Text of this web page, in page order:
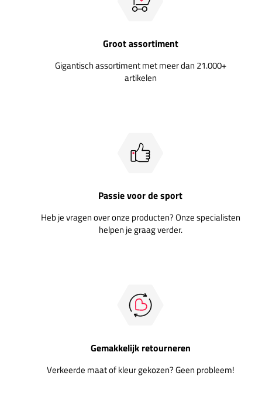
Groot assortiment
Gigantisch assortiment met meer dan 21.000+
artikelen
Passie voor de sport
Heb je vragen over onze producten? Onze specialisten
helpen je graag verder.
Gemakkelijk retourneren
Verkeerde maat of kleur gekozen? Geen probleem!